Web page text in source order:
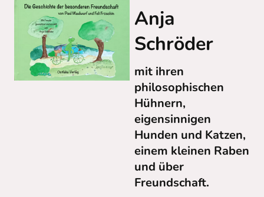
Anja
Schröder
mit ihren
philosophischen
Hühnern,
eigensinnigen
Hunden und Katzen,
einem kleinen Raben
und über
Freundschaft.